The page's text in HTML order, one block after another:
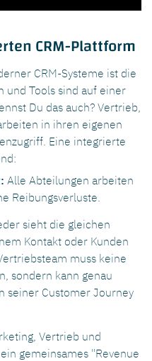
CRM-Plattform
CRM-Systeme ist die
Tools sind auf einer
Du das auch? Vertrieb,
in ihren eigenen
Eine integrierte
Alle Abteilungen arbeiten
Reibungsverluste.
sieht die gleichen
Kontakt oder Kunden
muss keine
sondern kann genau
seiner Customer Journey
Vertrieb und
gemeinsames "Revenue